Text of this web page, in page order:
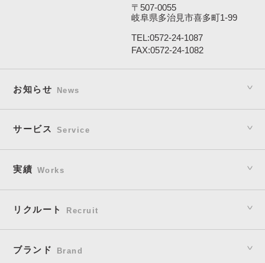
〒507-0055
岐阜県多治見市喜多町1-99
TEL:0572-24-1087
FAX:0572-24-1082
News
お知らせ
Service
サービス
Works
実績
Recruit
リクルート
Brand
ブランド